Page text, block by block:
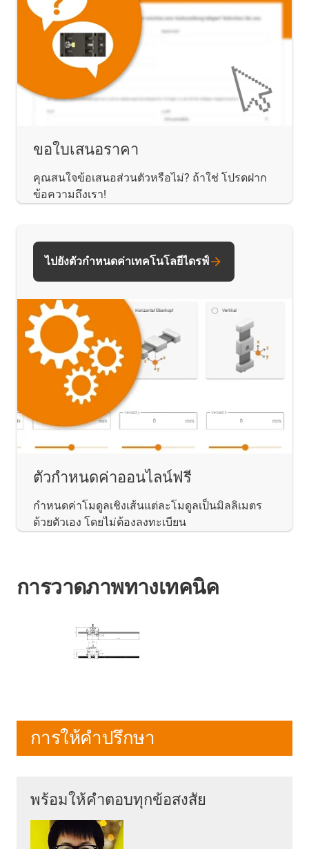
ขอใบเสนอราคา
คุณสนใจข้อเสนอส่วนตัวหรือไม่? ถ้าใช่ โปรดฝาก
ข้อความถึงเรา!
ตัวกำหนดค่าออนไลน์ฟรี
กำหนดค่าโมดูลเชิงเส้นแต่ละโมดูลเป็นมิลลิเมตร
ด้วยตัวเอง โดยไม่ต้องลงทะเบียน
ไปยังตัวกำหนดค่าเทคโนโลยีไดรฟ์
การวาดภาพทางเทคนิค
การให้คำปรึกษา
พร้อมให้คำตอบทุกข้อสงสัย